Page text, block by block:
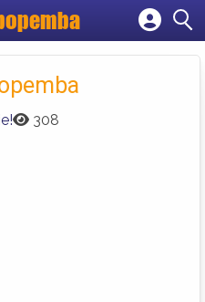
empresa
conta
308